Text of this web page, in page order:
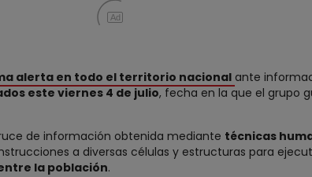
Ad
alerta en todo el territorio nacional ante
este viernes 4 de julio, fecha en la que el grupo
de información obtenida mediante técnicas
a diversas células y estructuras para
la población.